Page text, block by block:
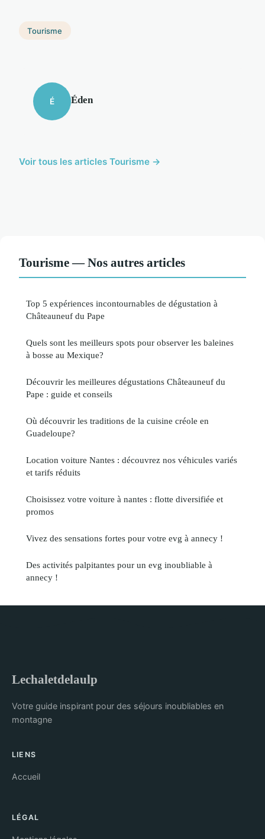
Tourisme
É Éden
Voir tous les articles Tourisme →
Tourisme — Nos autres articles
Top 5 expériences incontournables de dégustation à
Châteauneuf du Pape
Quels sont les meilleurs spots pour observer les baleines
à bosse au Mexique?
Découvrir les meilleures dégustations Châteauneuf du
Pape : guide et conseils
Où découvrir les traditions de la cuisine créole en
Guadeloupe?
Location voiture Nantes : découvrez nos véhicules variés
et tarifs réduits
Choisissez votre voiture à nantes : flotte diversifiée et
promos
Vivez des sensations fortes pour votre evg à annecy !
Des activités palpitantes pour un evg inoubliable à
annecy !
Lechaletdelaulp
Votre guide inspirant pour des séjours inoubliables en
montagne
LIENS
Accueil
LÉGAL